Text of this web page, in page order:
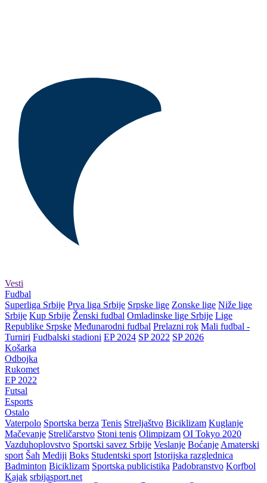
Vesti
Fudbal
Superliga Srbije Prva liga Srbije Srpske lige Zonske lige Niže lige
Srbije Kup Srbije Ženski fudbal Omladinske lige Srbije Lige
Republike Srpske Međunarodni fudbal Prelazni rok Mali fudbal -
Turniri Fudbalski stadioni EP 2024 SP 2022 SP 2026
Košarka
Odbojka
Rukomet
EP 2022
Futsal
Esports
Ostalo
Vaterpolo Sportska berza Tenis Streljaštvo Biciklizam Kuglanje
Mačevanje Streličarstvo Stoni tenis Olimpizam OI Tokyo 2020
Vazduhoplovstvo Sportski savez Srbije Veslanje Boćanje Amaterski
sport Šah Mediji Boks Studentski sport Istorijska razglednica
Badminton Biciklizam Sportska publicistika Padobranstvo Korfbol
Kajak srbijasport.net